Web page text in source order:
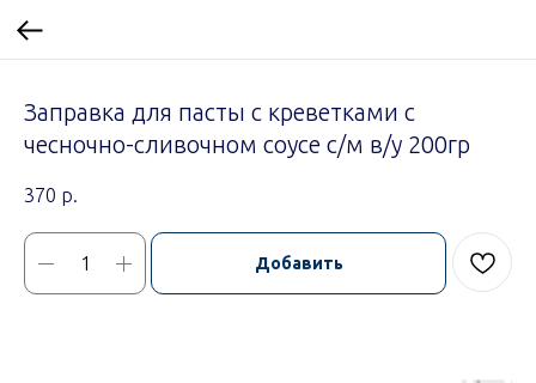
Заправка для пасты с креветками с
чесночно-сливочном соусе с/м в/у 200гр
370 р.
Добавить